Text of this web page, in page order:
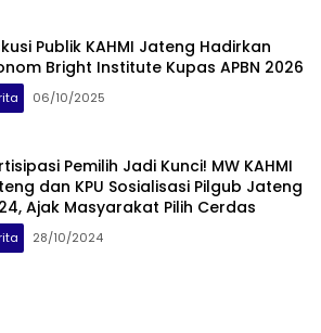
Publik KAHMI Jateng Hadirkan
Bright Institute Kupas APBN 2026
06/10/2025
Pemilih Jadi Kunci! MW KAHMI
dan KPU Sosialisasi Pilgub Jateng
Ajak Masyarakat Pilih Cerdas
28/10/2024